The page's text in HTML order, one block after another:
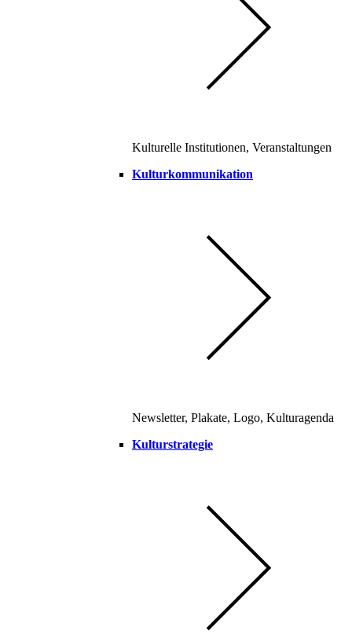
Kulturelle Institutionen, Veranstaltungen
Kulturkommunikation
Newsletter, Plakate, Logo, Kulturagenda
Kulturstrategie